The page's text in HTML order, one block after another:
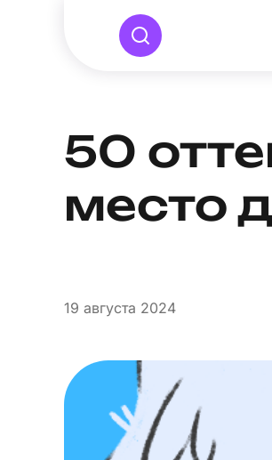
50
место
19 августа 2024